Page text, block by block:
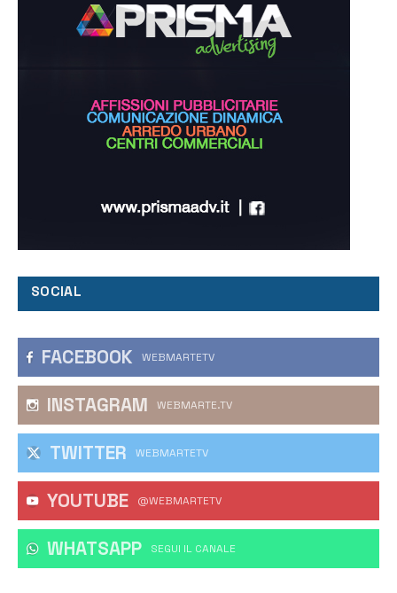
SOCIAL
FACEBOOK WEBMARTETV
INSTAGRAM WEBMARTE.TV
TWITTER WEBMARTETV
YOUTUBE @WEBMARTETV
WHATSAPP ‎SEGUI IL CANALE